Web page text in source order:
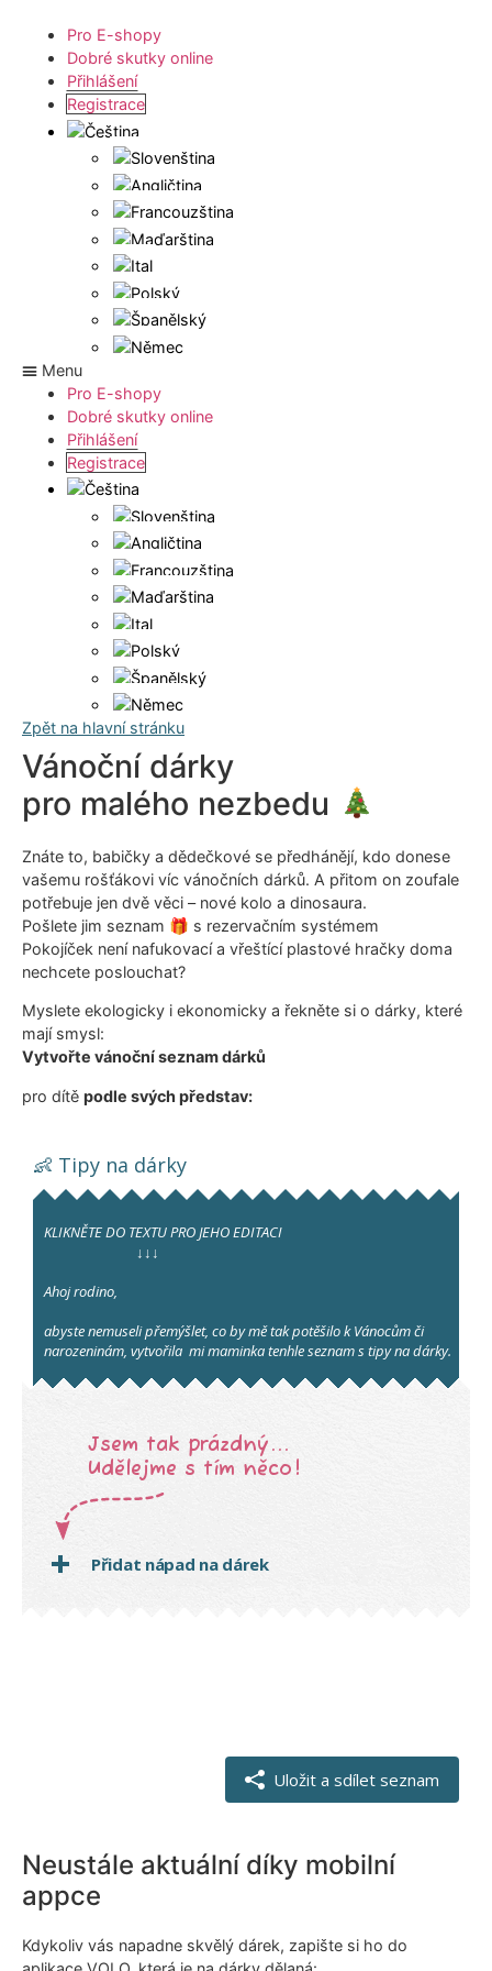
Pro E-shopy
Dobré skutky online
Přihlášení
Registrace
Menu
Pro E-shopy
Dobré skutky online
Přihlášení
Registrace
Zpět na hlavní stránku
Vánoční dárky
pro malého nezbedu
Znáte to, babičky a dědečkové se předhánějí, kdo donese
vašemu rošťákovi víc vánočních dárků. A přitom on zoufale
potřebuje jen dvě věci – nové kolo a dinosaura.
Pošlete jim seznam 🎁 s rezervačním systémem
Pokojíček není nafukovací a vřeštící plastové hračky doma
nechcete poslouchat?
Myslete ekologicky i ekonomicky a řekněte si o dárky, které
mají smysl:
Vytvořte vánočníseznam dárků
pro dítě podle svých představ:
Neustále aktuální díky mobilní
appce
Kdykoliv vás napadne skvělý dárek, zapište si ho do